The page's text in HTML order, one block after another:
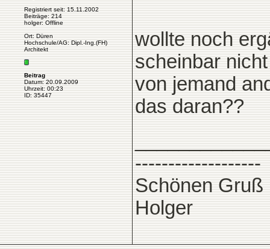
Registriert seit: 15.11.2002
Beiträge: 214
holger: Offline
Ort: Düren
Hochschule/AG: Dipl.-Ing.(FH)
Architekt
Beitrag
Datum: 20.09.2009
Uhrzeit: 00:23
ID: 35447
wollte noch
scheinbar
von jemand
das daran??
-------------------
Schönen Gruß
Holger